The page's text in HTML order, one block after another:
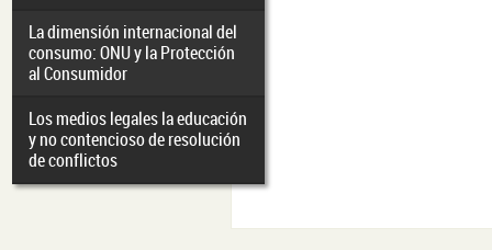
La dimensión internacional del
consumo: ONU y la Protección
al Consumidor
Los medios legales la educación
y no contencioso de resolución
de conflictos